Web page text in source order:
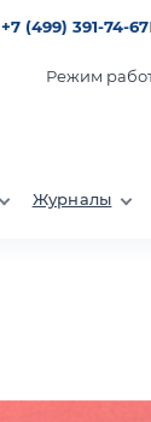
+7 (499) 391-74-67
Режим
Журналы